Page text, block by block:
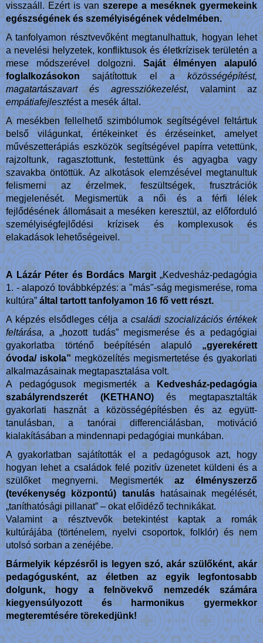
visszaáll. Ezért is van szerepe a meséknek gyermekeink
egészségének és személyiségének védelmében.
A tanfolyamon résztvevőként megtanulhattuk, hogyan lehet
a nevelési helyzetek, konfliktusok és életkrízisek területén a
mese módszerével dolgozni.Saját élményen alapuló
foglalkozásokonsajátítottuk el aközösségépítést,
magatartászavart és agressziókezelést, valamint az
empátiafejlesztést a mesék által.
A mesékben fellelhető szimbólumok segítségével feltártuk
belső világunkat, értékeinket és érzéseinket, amelyet
művészetterápiás eszközök segítségével papírra vetettünk,
rajzoltunk, ragasztottunk, festettünk és agyagba vagy
szavakba öntöttük. Az alkotások elemzésével megtanultuk
felismerni az érzelmek, feszültségek, frusztrációk
megjelenését. Megismertük a női és a férfi lélek
fejlődésének állomásait a meséken keresztül, az előforduló
személyiségfejlődési krízisek és komplexusok és
elakadások lehetőségeivel.
A Lázár Péter és Bordács Margit„Kedvesház-pedagógia
1. - alapozó továbbképzés: a "más"-ság megismerése, roma
kultúra”által tartott tanfolyamon 16 fő vett részt.
A képzés elsődleges célja acsaládi szocializációs értékek
feltárása,a „hozott tudás” megismerése és a pedagógiai
gyakorlatba történő beépítésén alapuló„gyerekérett
óvoda/ iskola” megközelítés megismertetése és gyakorlati
alkalmazásainak megtapasztalása volt.
A pedagógusok megismerték a Kedvesház-pedagógia
szabályrendszerét (KETHANO)és megtapasztalták
gyakorlati hasznát a közösségépítésben és az együtt-
tanulásban, a tanórai differenciálásban, motiváció
kialakításában a mindennapi pedagógiai munkában.
A gyakorlatban sajátították el a pedagógusok azt, hogy
hogyan lehet a családok felé pozitív üzenetet küldeni és a
szülőket megnyerni. Megismerték az élményszerző
(tevékenység központú) tanuláshatásainak megélését,
„taníthatósági pillanat” – okat előidéző technikákat.
Valamint a résztvevők betekintést kaptak a romák
kultúrájába (történelem, nyelvi csoportok, folklór) és nem
utolsó sorban a zenéjébe.
Bármelyik képzésről is legyen szó, akár szülőként, akár
pedagógusként, az életben az egyik legfontosabb
dolgunk, hogy a felnövekvő nemzedék számára
kiegyensúlyozott és harmonikus gyermekkor
megteremtésére törekedjünk!